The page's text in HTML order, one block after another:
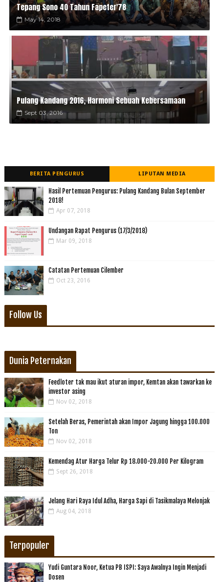
Tepang Sono 40 Tahun Fapeter'78
May 14, 2018
Pulang Kandang 2016, Harmoni Sebuah Kebersamaan
Sept 03, 2016
BERITA PENGURUS LIPUTAN MEDIA
Hasil Pertemuan Pengurus: Pulang Kandang Bulan September
2018!
Apr 07, 2018
Undangan Rapat Pengurus (17/3/2018)
Mar 09, 2018
Catatan Pertemuan Cilember
Oct 23, 2016
Follow Us
Dunia Peternakan
Feedloter tak mau ikut aturan impor, Kemtan akan tawarkan ke
investor asing
Nov 02, 2018
Setelah Beras, Pemerintah akan Impor Jagung hingga 100.000
Ton
Nov 02, 2018
Kemendag Atur Harga Telur Rp 18.000-20.000 Per Kilogram
Sept 26, 2018
Jelang Hari Raya Idul Adha, Harga Sapi di Tasikmalaya Melonjak
Aug 04, 2018
Terpopuler
Yudi Guntara Noor, Ketua PB ISPI: Saya Awalnya Ingin Menjadi
Dosen